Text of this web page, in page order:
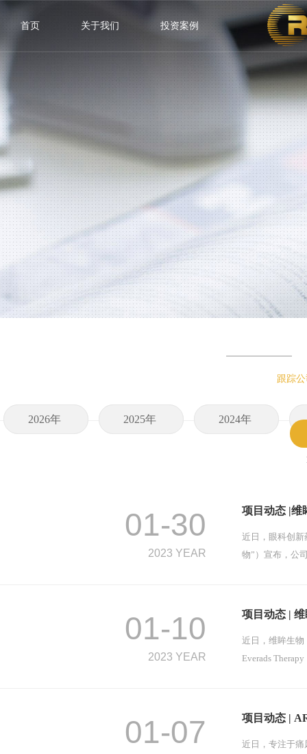
首页 关于我们 投资案例
跟踪
2026年 2025年 2024年
01-30
2023 YEAR
项目动态 |维
近日，眼科创
物”）宣布，公
01-10
2023 YEAR
项目动态 |
近日，维眸生
Everads
01-07 项目动态 |
近日，专注于痛